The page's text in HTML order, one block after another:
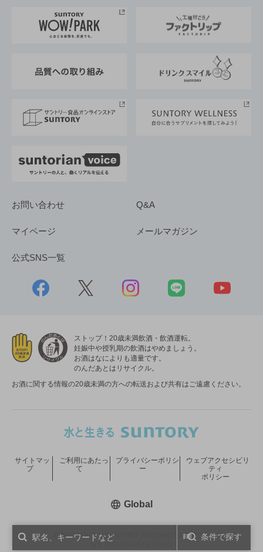
条件で探す
地域情報
サントリーサンバーズ大阪
サントリーが考えるサステナビリティ経営
企業概要
採用情報
お問い合わせ Q&A
マイページ メールマガジン
公式SNS一覧
ストップ！20歳未満飲酒・飲酒運転。
妊娠中や授乳期の飲酒はやめましょう。
お酒はなによりも適量です。
のんだあとはリサイクル。
お酒に関する情報の20歳未満の方への転送および共有はご遠慮ください。
COPYRIGHT © SUNTORY HOLDINGS LIMITED.
サイトマッ
プ
ご利用にあたっ
て
プライバシーポリシ
ー
ウェブアクセシビリ
ティ
ポリシー
Global新しいウィンドウで開く